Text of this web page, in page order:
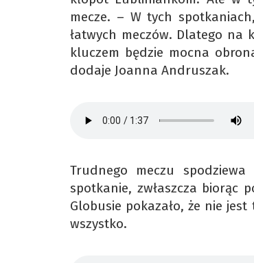
mecze. – W tych
łatwych meczów. Dlatego na
kluczem będzie mocna
dodaje Joanna Andruszak.
Trudnego meczu
spotkanie, zwłaszcza biorąc
Globusie pokazało, że nie
wszystko.